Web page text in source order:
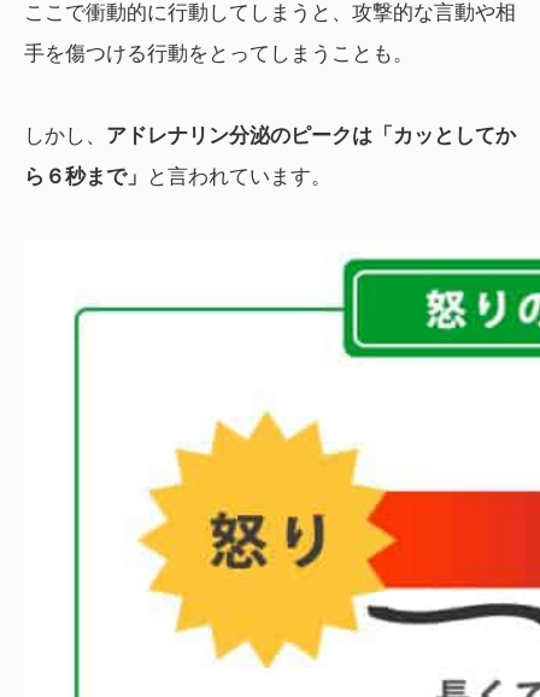
ここで衝動的に行動してしまうと、攻撃的な言動や相
手を傷つける行動をとってしまうことも。
しかし、 アドレナリン分泌のピークは「カッとしてか
ら６秒まで」
と言われています。